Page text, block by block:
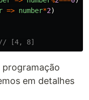
=> number*2)
// [4, 8]
em detalhes